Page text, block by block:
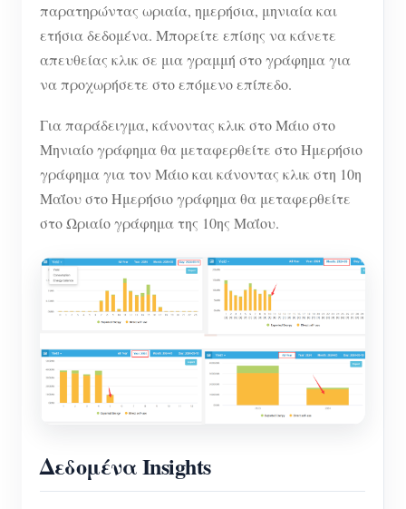
παρατηρώντας ωριαία, ημερήσια, μηνιαία και
ετήσια δεδομένα. Μπορείτε επίσης να κάνετε
απευθείας κλικ σε μια γραμμή στο γράφημα για
να προχωρήσετε στο επόμενο επίπεδο.
Για παράδειγμα, κάνοντας κλικ στο Μάιο στο
Μηνιαίο γράφημα θα μεταφερθείτε στο Ημερήσιο
γράφημα για τον Μάιο και κάνοντας κλικ στη 10η
Μαΐου στο Ημερήσιο γράφημα θα μεταφερθείτε
στο Ωριαίο γράφημα της 10ης Μαΐου.
Δεδομένα Insights